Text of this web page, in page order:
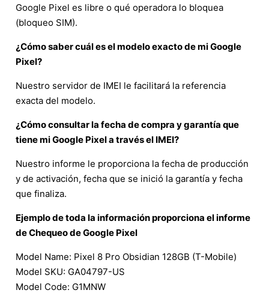
Google Pixel es libre o qué operadora lo bloquea
(bloqueo SIM).
¿Cómo saber cuál es el modelo exacto de mi Google
Pixel?
Nuestro servidor de IMEI le facilitará la referencia
exacta del modelo.
¿Cómo consultar la fecha de compra y garantía que
tiene mi Google Pixel a través el IMEI?
Nuestro informe le proporciona la fecha de producción
y de activación, fecha que se inició la garantía y fecha
que finaliza.
Ejemplo de toda la información proporciona el informe
de Chequeo de Google Pixel
Model Name: Pixel 8 Pro Obsidian 128GB (T-Mobile)
Model SKU: GA04797-US
Model Code: G1MNW